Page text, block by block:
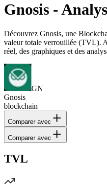
Gnosis -
Découvrez Gnosis, une
valeur totale verrouillée (TVL).
réel, des graphiques et des
GN
Gnosis
blockchain
Comparer avec
Comparer avec
TVL